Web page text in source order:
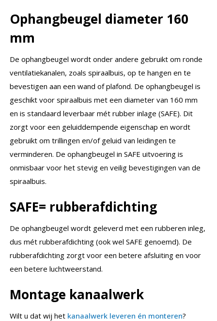
Ophangbeugel diameter 160
mm
De ophangbeugel wordt onder andere gebruikt om ronde
ventilatiekanalen, zoals spiraalbuis, op te hangen en te
bevestigen aan een wand of plafond. De ophangbeugel is
geschikt voor spiraalbuis met een diameter van 160 mm
en is standaard leverbaar mét rubber inlage (SAFE). Dit
zorgt voor een geluiddempende eigenschap en wordt
gebruikt om trillingen en/of geluid van leidingen te
verminderen. De ophangbeugel in SAFE uitvoering is
onmisbaar voor het stevig en veilig bevestigingen van de
spiraalbuis.
SAFE= rubberafdichting
De ophangbeugel wordt geleverd met een rubberen inleg,
dus mét rubberafdichting (ook wel SAFE genoemd). De
rubberafdichting zorgt voor een betere afsluiting en voor
een betere luchtweerstand.
Montage kanaalwerk
Wilt u dat wij het kanaalwerk leveren én monteren?